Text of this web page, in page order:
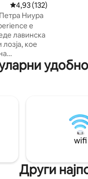
Просечна оцена: 4,93
4,93 (132)
Ниура
е
лавинска
кое
Етна.
е
место
како дома и
wifi
Други